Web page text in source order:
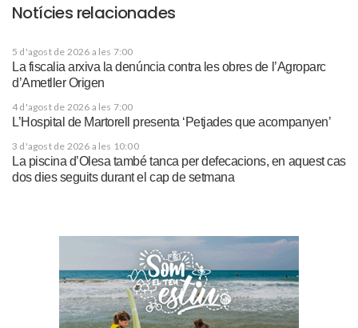
Notícies relacionades
5 d'agost de 2026 a les 7:00
La fiscalia arxiva la denúncia contra les obres de l’Agroparc
d’Ametller Origen
4 d'agost de 2026 a les 7:00
L’Hospital de Martorell presenta ‘Petjades que acompanyen’
3 d'agost de 2026 a les 10:00
La piscina d’Olesa també tanca per defecacions, en aquest cas
dos dies seguits durant el cap de setmana